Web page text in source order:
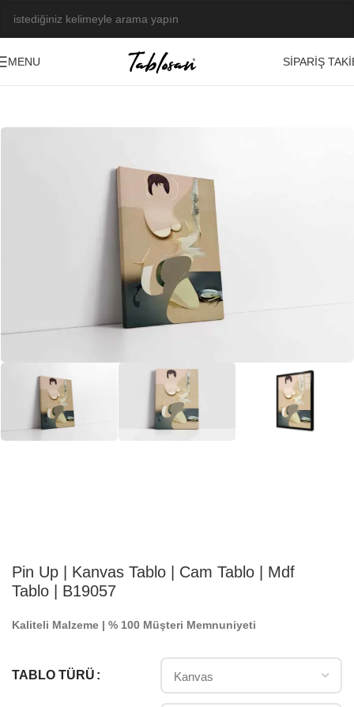
MENU
SIPARIŞ
Pin Up | Kanvas Tablo | Cam Tablo | Mdf
Tablo | B19057
Kaliteli Malzeme | % 100 Müşteri Memnuniyeti
TABLO TÜRÜ